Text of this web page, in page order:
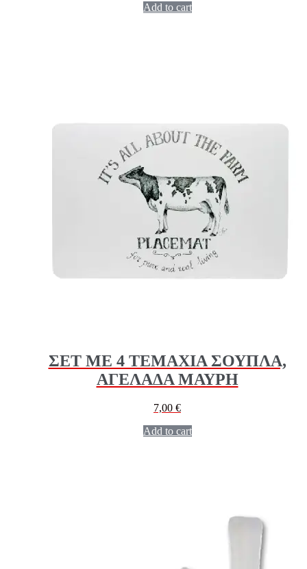
Add to cart
ΣΕΤ ΜΕ 4 ΤΕΜΑΧΙΑ ΣΟΥΠΛΑ,
ΑΓΕΛΑΔΑ ΜΑΥΡΗ
7,00 €
Add to cart